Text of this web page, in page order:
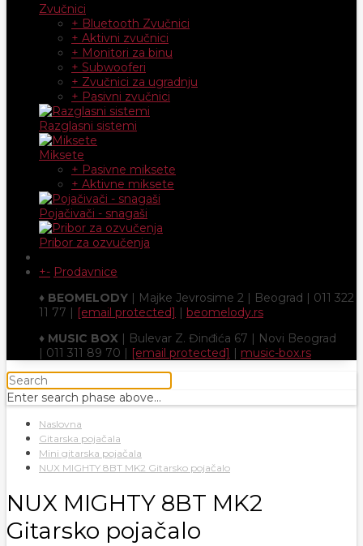
Zvučnici
+ Bluetooth Zvučnici
+ Aktivni zvučnici
+ Monitori za binu
+ Subwooferi
+ Zvučnici za ugradnju
+ Pasivni zvučnici
Razglasni sistemi
Miksete
+ Pasivne miksete
+ Aktivne miksete
Pojačivači - snagaši
Pribor za ozvučenja
+- Prodavnice
♦ BEOMELODY | Majke Jevrosime 2 | Beograd | 011 322
11 77 | [email protected] | beomelody.rs
♦ MUSIC BOX | Bulevar Z. Đinđića 67 | Novi Beograd
| 011 311 89 70 | [email protected] | music-box.rs
Enter search phase above...
Naslovna
Gitarska pojačala
Mini gitarska pojačala
NUX MIGHTY 8BT MK2 Gitarsko pojačalo
NUX MIGHTY 8BT MK2
Gitarsko pojačalo